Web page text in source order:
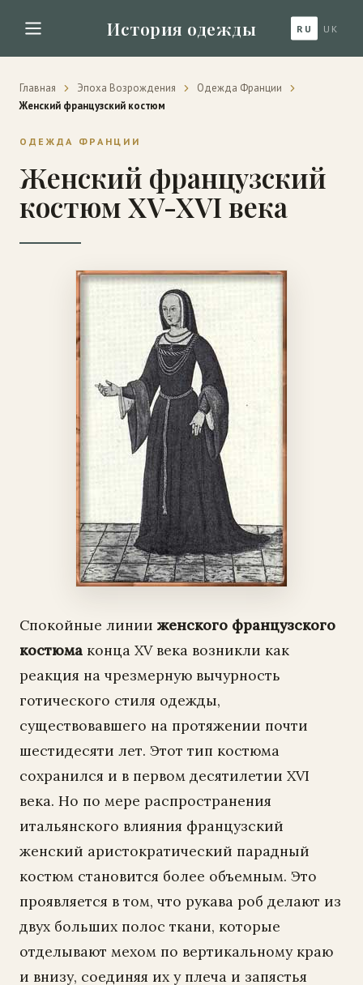
История одежды RU UK
Главная Эпоха Возрождения
Одежда Франции
Женский французский костюм
ОДЕЖДА ФРАНЦИИ
Женский французский
костюм XV-XVI века
Спокойные линии женского французского
костюма конца XV века возникли как
реакция на чрезмерную вычурность
готического стиля одежды,
существовавшего на протяжении почти
шестидесяти лет. Этот тип костюма
сохранился и в первом десятилетии XVI
века. Но по мере распространения
итальянского влияния французский
женский аристократический парадный
костюм становится более объемным. Это
проявляется в том, что рукава роб делают из
двух больших полос ткани, которые
отделывают мехом по вертикальному краю
и внизу, соединяя их у плеча и запястья